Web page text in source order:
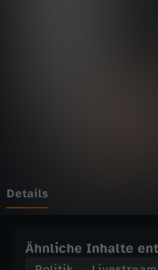
m
Details
Ähnliche Inhalte